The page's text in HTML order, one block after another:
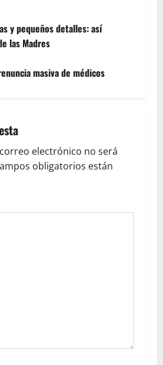
y pequeños detalles: así
las Madres
masiva de médicos
electrónico no será
obligatorios están